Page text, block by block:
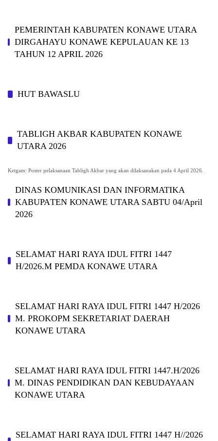
PEMERINTAH KABUPATEN KONAWE UTARA
DIRGAHAYU KONAWE KEPULAUAN KE 13
TAHUN 12 APRIL 2026
HUT BAWASLU
TABLIGH AKBAR KABUPATEN KONAWE
UTARA 2026
Ketgam: Poster pelaksanaan Tabligh Akbar yang akan dilaksanakan pada 4 April 2026.
DINAS KOMUNIKASI DAN INFORMATIKA
KABUPAΤΕΝ ΚΟNAWE UTARA SABTU 04/April
2026
SELAMAT HARI RAYA IDUL FITRI 1447
H/2026.M PEMDA KONAWE UTARA
SELAMAT HARI RAYA IDUL FITRI 1447 H/2026
M. PROKOPM SEKRETARIAT DAERAH
KONAWE UTARA
SELAMAT HARI RAYA IDUL FITRI 1447.H/2026
M. DINAS PENDIDIKAN DAN KEBUDAYAAN
KONAWE UTARA
SELAMAT HARI RAYA IDUL FITRI 1447 H//2026